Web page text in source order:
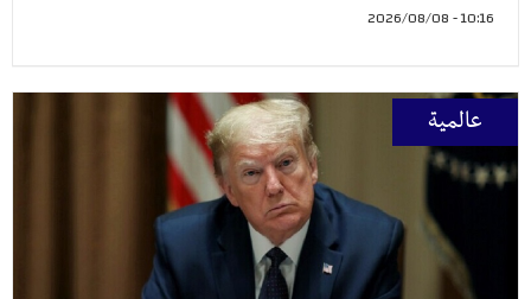
10:16 - 2026/08/08
عالمية